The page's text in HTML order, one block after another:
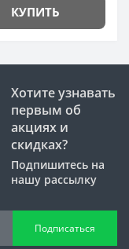
КУПИТЬ
Хотите узнавать
первым об
акциях и
скидках?
Подпишитесь на
нашу рассылку
Подписаться